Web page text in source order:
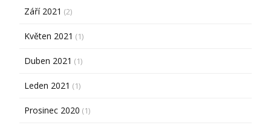
Září 2021 (2)
Květen 2021 (1)
Duben 2021 (1)
Leden 2021 (1)
Prosinec 2020 (1)